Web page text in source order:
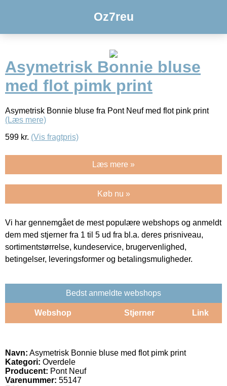
Oz7reu
Asymetrisk Bonnie bluse
med flot pimk print
Asymetrisk Bonnie bluse fra Pont Neuf med flot pink print
(Læs mere)
599 kr. (Vis fragtpris)
Læs mere »
Køb nu »
Vi har gennemgået de mest populære webshops og anmeldt
dem med stjerner fra 1 til 5 ud fra bl.a. deres prisniveau,
sortimentstørrelse, kundeservice, brugervenlighed,
betingelser, leveringsformer og betalingsmuligheder.
Bedst anmeldte webshops
Webshop Stjerner Link
Navn: Asymetrisk Bonnie bluse med flot pimk print
Kategori: Overdele
Producent: Pont Neuf
Varenummer: 55147